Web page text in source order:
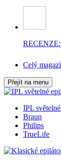
RECENZE:
Celý
Přejít na menu
IPL
Braun
Philips
TrueLife